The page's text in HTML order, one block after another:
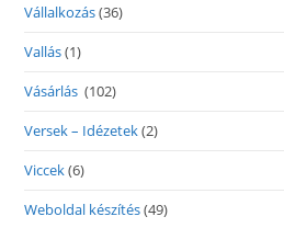
Vállalkozás(36)
Vallás(1)
Vásárlás (102)
Versek – Idézetek(2)
Viccek(6)
Weboldal készítés(49)